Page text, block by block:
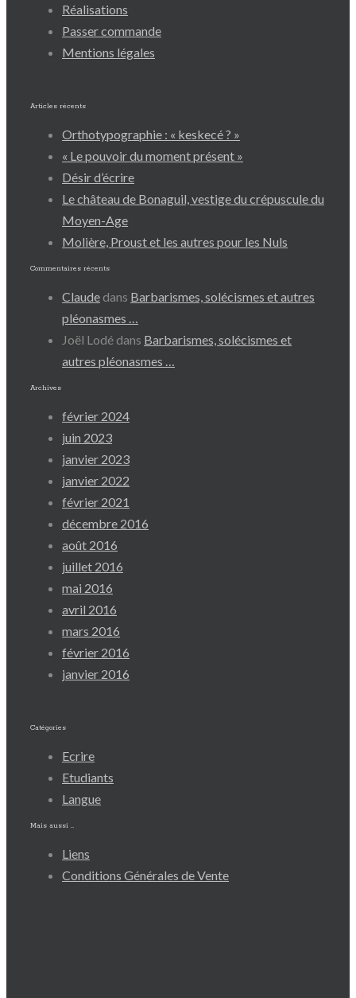
Réalisations
Passer commande
Mentions légales
Articles récents
Orthotypographie : « keskecé ? »
« Le pouvoir du moment présent »
Désir d’écrire
Le château de Bonaguil, vestige du crépuscule du
Moyen-Age
Molière, Proust et les autres pour les Nuls
Commentaires récents
Claude dans Barbarismes, solécismes et autres
pléonasmes …
Joël Lodé dans Barbarismes, solécismes et
autres pléonasmes …
Archives
février 2024
juin 2023
janvier 2023
janvier 2022
février 2021
décembre 2016
août 2016
juillet 2016
mai 2016
avril 2016
mars 2016
février 2016
janvier 2016
Catégories
Ecrire
Etudiants
Langue
Mais aussi …
Liens
Conditions Générales de Vente